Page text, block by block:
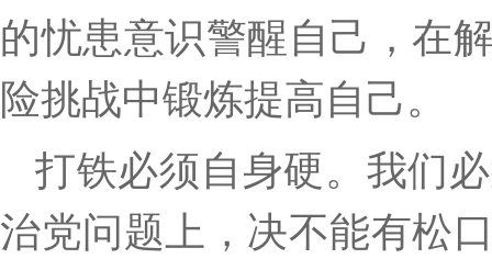
的忧患意识警醒自己，在
险挑战中锻炼提高自己。
打铁必须自身硬。我们
治党问题上，决不能有松